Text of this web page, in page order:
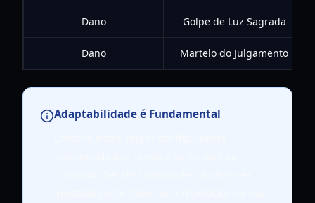
Dano Golpe de Luz Sagrada
Dano Martelo do Julgamento
Adaptabilidade é Fundamental